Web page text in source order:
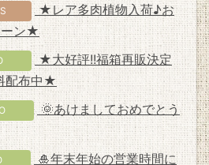
★レア多肉植物入荷♪お
ーン★
★大好評!!福箱再販決定
配布中★
🌞あけましておめでとう
🎍年末年始の営業時間に